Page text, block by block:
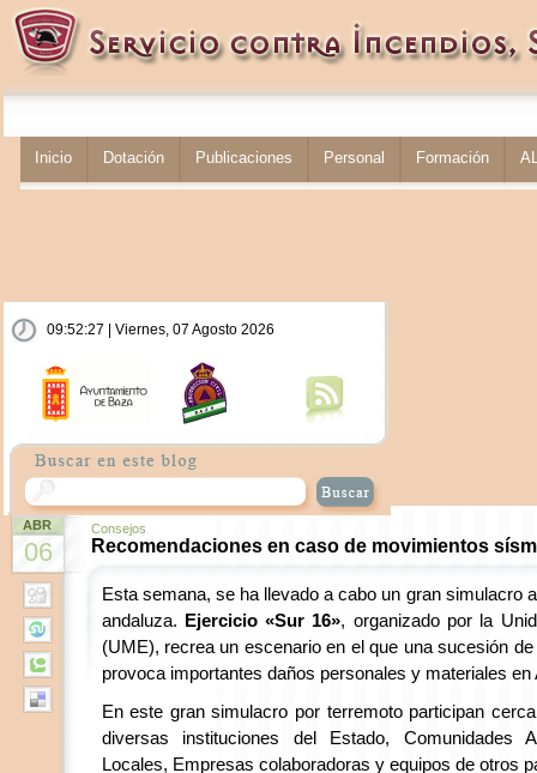
Inicio Dotación Publicaciones Personal Formación
09:52:27 | Viernes, 07 Agosto 2026
ABR
06
Consejos
Recomendaciones en caso de movimientos
Esta semana, se ha llevado a cabo un gran simulacro
andaluza.
Ejercicio «Sur 16», organizado por la
(UME), recrea un escenario en el que una sucesión
provoca importantes daños personales y materiales en
En este gran simulacro por terremoto participan
diversas instituciones del Estado, Comunidades
Locales, Empresas colaboradoras y equipos de otros